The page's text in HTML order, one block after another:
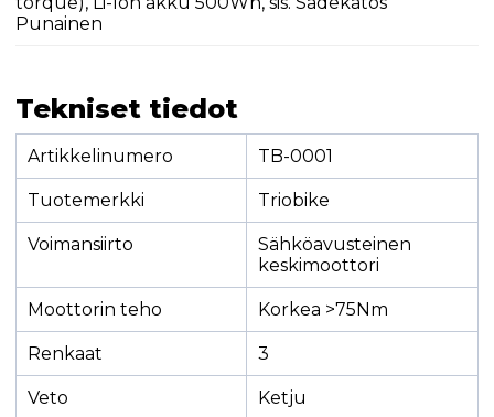
Punainen
Tekniset tiedot
Artikkelinumero TB-0001
Tuotemerkki Triobike
Voimansiirto
Sähköavusteinen
keskimoottori
Moottorin teho Korkea >75Nm
Renkaat 3
Veto Ketju